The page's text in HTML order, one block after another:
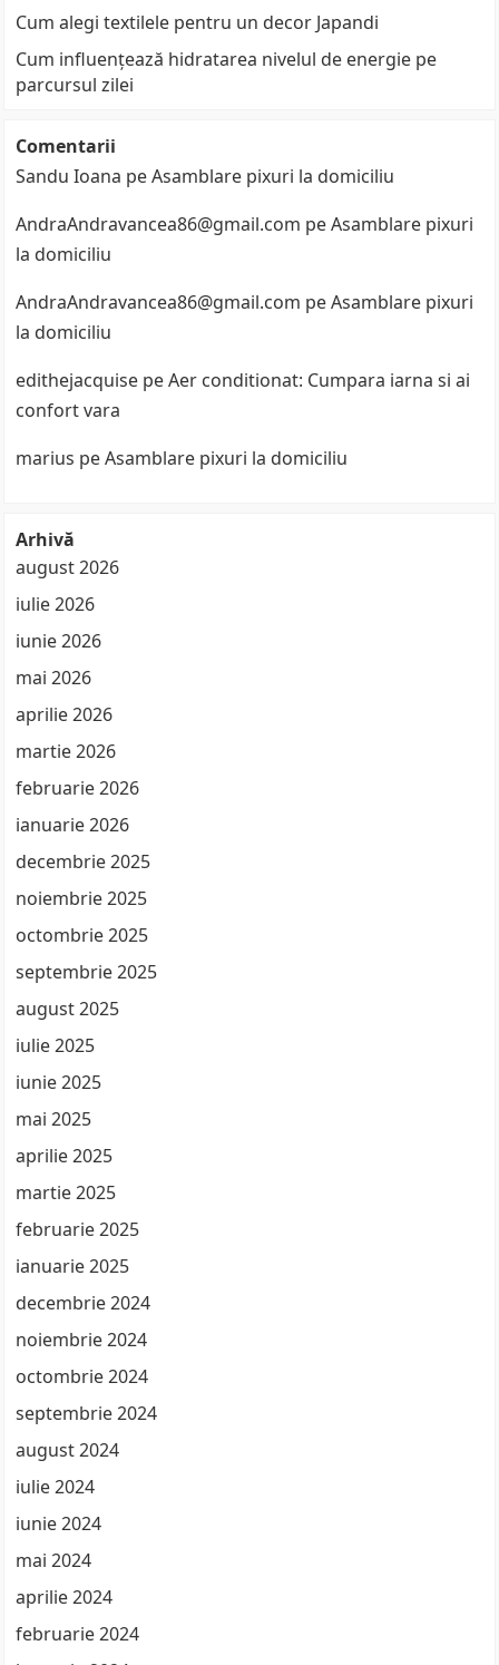
Cum alegi textilele pentru un decor Japandi
Cum influențează hidratarea nivelul de energie pe
parcursul zilei
Comentarii
Sandu Ioana peAsamblare pixuri la domiciliu
AndraAndravancea86@gmail.com peAsamblare pixuri
la domiciliu
AndraAndravancea86@gmail.com peAsamblare pixuri
la domiciliu
edithejacquise peAer conditionat: Cumpara iarna si ai
confort vara
marius peAsamblare pixuri la domiciliu
Arhivă
august 2026
iulie 2026
iunie 2026
mai 2026
aprilie 2026
martie 2026
februarie 2026
ianuarie 2026
decembrie 2025
noiembrie 2025
octombrie 2025
septembrie 2025
august 2025
iulie 2025
iunie 2025
mai 2025
aprilie 2025
martie 2025
februarie 2025
ianuarie 2025
decembrie 2024
noiembrie 2024
octombrie 2024
septembrie 2024
august 2024
iulie 2024
iunie 2024
mai 2024
aprilie 2024
februarie 2024